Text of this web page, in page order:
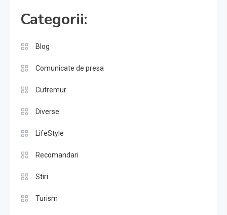
Categorii:
Blog
Comunicate de presa
Cutremur
Diverse
LifeStyle
Recomandari
Stiri
Turism